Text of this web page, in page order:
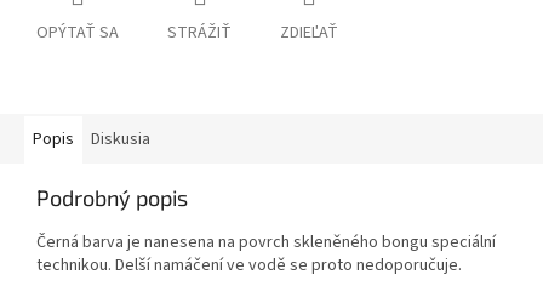
OPÝTAŤ SA STRÁŽIŤ ZDIEĽAŤ
Popis Diskusia
Podrobný popis
Černá barva je nanesena na povrch skleněného bongu speciální
technikou. Delší namáčení ve vodě se proto nedoporučuje.